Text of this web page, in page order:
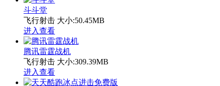
斗斗堂
飞行射击 大小:50.45MB
进入查看
腾讯雷霆战机
飞行射击 大小:309.39MB
进入查看